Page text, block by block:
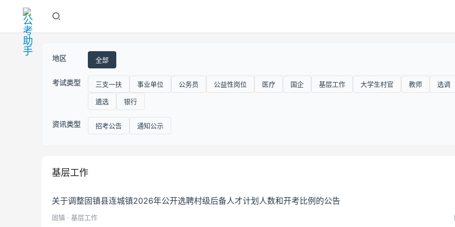
地区 全部
考试类型 三支一扶 事业单位 公务员 公益性岗位 医疗 国企 基层工作 大学生村官 教师 选调
遴选 银行
资讯类型 招考公告 通知公示
基层工作
关于调整固镇县连城镇2026年公开选聘村级后备人才计划人数和开考比例的公告
固镇 · 基层工作